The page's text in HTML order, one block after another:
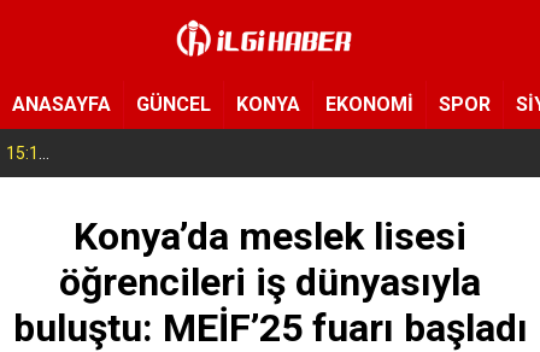
ANASAYFA GÜNCEL KONYA EKONOMİ SPOR
15:11
Konya’da meslek lisesi
öğrencileri iş dünyasıyla
buluştu: MEİF’25 fuarı başladı